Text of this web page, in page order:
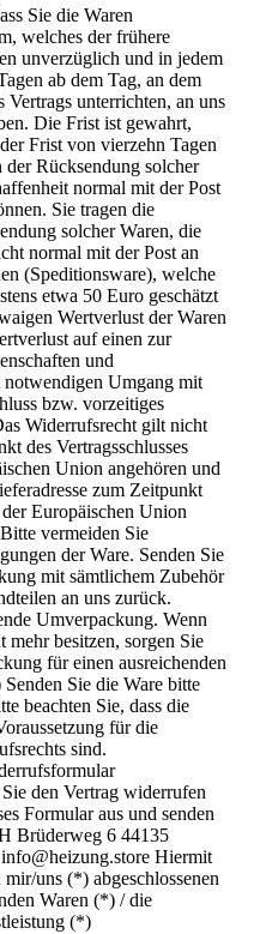
Sie die Waren
welches der frühere
unverzüglich und in jedem
ab dem Tag, an dem
Vertrags unterrichten, an uns
Die Frist ist gewahrt,
Frist von vierzehn Tagen
Rücksendung solcher
normal mit der Post
Sie tragen die
solcher Waren, die
normal mit der Post an
(Speditionsware), welche
etwa 50 Euro geschätzt
Wertverlust der Waren
auf einen zur
und
Umgang mit
bzw. vorzeitiges
Widerrufsrecht gilt nicht
des Vertragsschlusses
Union angehören und
zum Zeitpunkt
Europäischen Union
vermeiden Sie
der Ware. Senden Sie
mit sämtlichem Zubehör
an uns zurück.
Umverpackung. Wenn
besitzen, sorgen Sie
für einen ausreichenden
Sie die Ware bitte
beachten Sie, dass die
für die
sind.
den Vertrag widerrufen
Formular aus und senden
Brüderweg 6 44135
Hiermit
uns (*) abgeschlossenen
Waren (*) / die
(*)